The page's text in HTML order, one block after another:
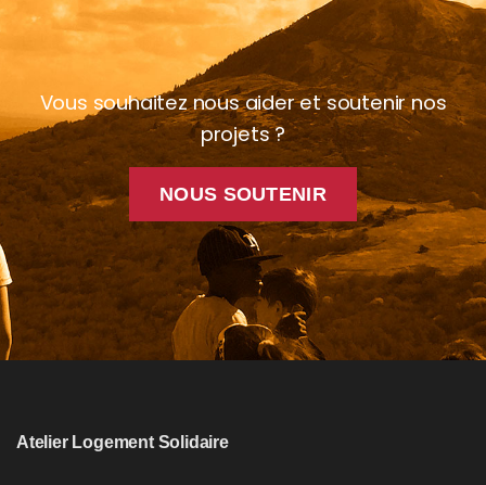
Vous souhaitez nous aider et soutenir nos
projets ?
NOUS SOUTENIR
Atelier Logement Solidaire